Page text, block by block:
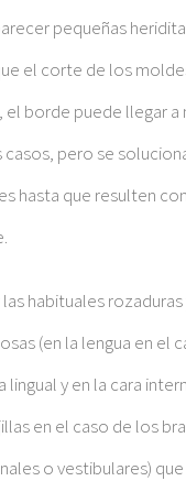
pequeñas
el corte de los
el borde puede llegar
casos, pero se
hasta que resulten
las habituales
(en la lengua en el
y en la cara
en el caso de los
o vestibulares)